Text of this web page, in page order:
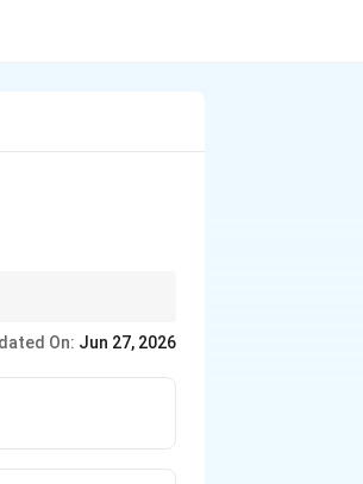
On: Jun 27, 2026